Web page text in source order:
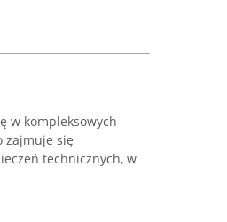
w kompleksowych
zajmuje się
technicznych, w